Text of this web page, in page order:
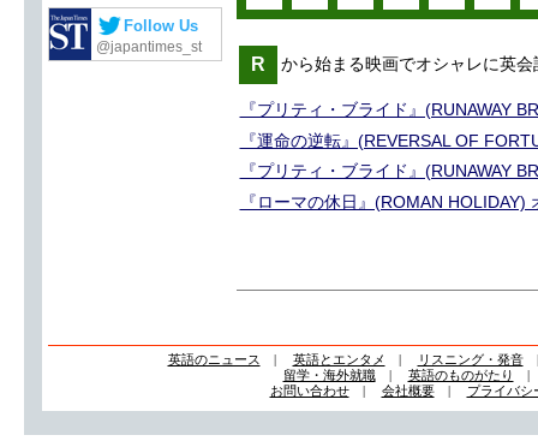
Follow Us
@japantimes_st
R から始まる映画でオシャレに英会
『プリティ・ブライド』(RUNAWAY
『運命の逆転』(REVERSAL OF
『プリティ・ブライド』(RUNAWAY
『ローマの休日』(ROMAN HOLIDAY)
英語のニュース | 英語とエンタメ | リスニング・発音
留学・海外就職| 英語のものがたり
お問い合わせ| 会社概要| プライバシ